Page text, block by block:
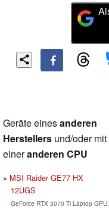
Geräte einesanderen
Herstellers und/oder mit
eineranderen CPU
MSI Raider GE77 HX
12UGS
GeForce RTX 3070 Ti Laptop GPU,